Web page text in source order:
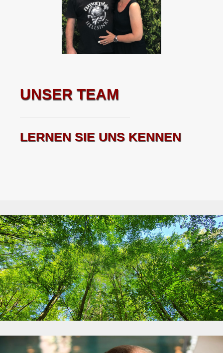
UNSER TEAM
LERNEN SIE UNS KENNEN